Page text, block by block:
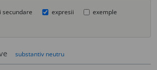
secundare expresii
exemple
substantiv neutru